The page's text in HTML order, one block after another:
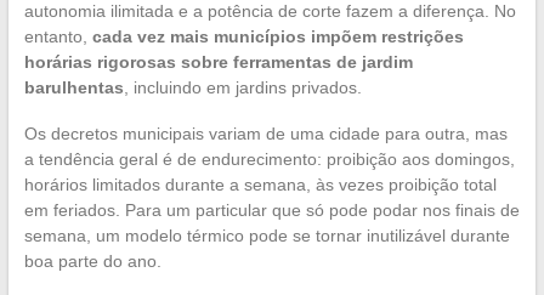
autonomia ilimitada e a potência de corte fazem a diferença. No
entanto, cada vez mais municípios impõem restrições
horárias rigorosas sobre ferramentas de jardim
barulhentas , incluindo em jardins privados.
Os decretos municipais variam de uma cidade para outra, mas
a tendência geral é de endurecimento: proibição aos domingos,
horários limitados durante a semana, às vezes proibição total
em feriados. Para um particular que só pode podar nos finais de
semana, um modelo térmico pode se tornar inutilizável durante
boa parte do ano.